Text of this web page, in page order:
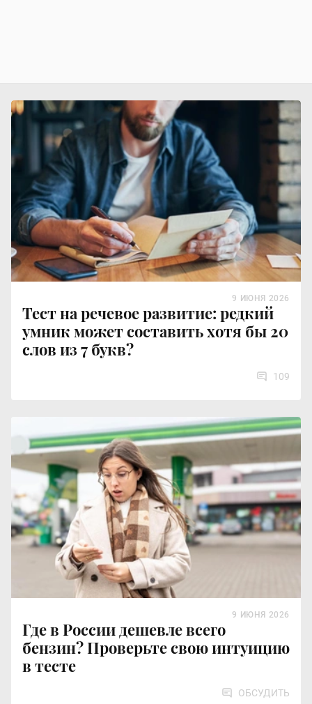
Тест на речевое развитие: редкий
умник может составить хотя бы 20
слов из 7 букв?
9 ИЮНЯ 2026
109
Где в России дешевле всего
бензин? Проверьте свою интуицию
в тесте
9 ИЮНЯ 2026
ОБСУДИТЬ